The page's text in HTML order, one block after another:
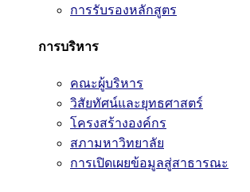
การรับรองหลักสูตร
การบริหาร
คณะผู้บริหาร
วิสัยทัศน์และยุทธศาสตร์
โครงสร้างองค์กร
สภามหาวิทยาลัย
การเปิดเผยข้อมูลสู่สาธารณะ